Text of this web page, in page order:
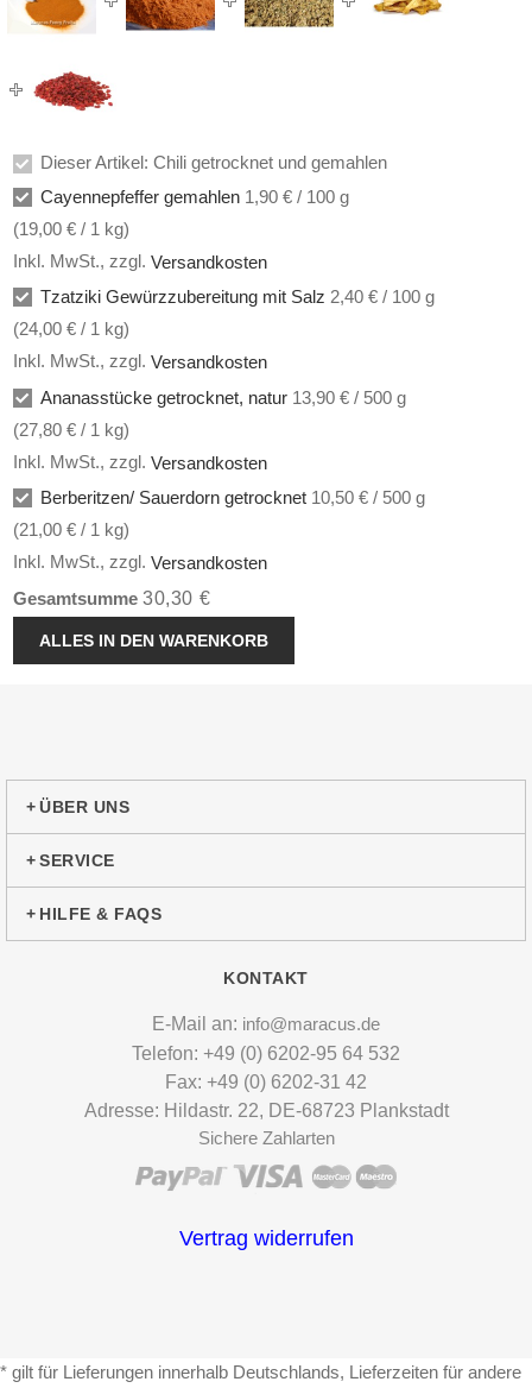
Dieser Artikel: Chili getrocknet und gemahlen
Cayennepfeffer gemahlen 1,90 € / 100 g
(19,00 € / 1 kg)
Inkl. MwSt., zzgl. Versandkosten
Tzatziki Gewürzzubereitung mit Salz 2,40 € / 100 g
(24,00 € / 1 kg)
Inkl. MwSt., zzgl. Versandkosten
Ananasstücke getrocknet, natur 13,90 € / 500 g
(27,80 € / 1 kg)
Inkl. MwSt., zzgl. Versandkosten
Berberitzen/ Sauerdorn getrocknet 10,50 € / 500 g
(21,00 € / 1 kg)
Inkl. MwSt., zzgl. Versandkosten
Gesamtsumme 30,30 €
ALLES IN DEN WARENKORB
ÜBER UNS
SERVICE
HILFE & FAQS
KONTAKT
E-Mail an: info@maracus.de
Telefon: +49 (0) 6202-95 64 532
Fax: +49 (0) 6202-31 42
Adresse: Hildastr. 22, DE-68723 Plankstadt
Sichere Zahlarten
Vertrag widerrufen
* gilt für Lieferungen innerhalb Deutschlands, Lieferzeiten für andere